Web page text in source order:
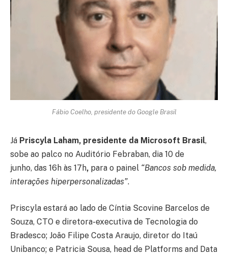
Fábio Coelho, presidente do Google Brasil
Já Priscyla Laham, presidente da Microsoft Brasil,
sobe ao palco no Auditório Febraban, dia 10 de
junho, das 16h às 17h, para o painel “Bancos sob medida,
interações hiperpersonalizadas”.
Priscyla estará ao lado de Cíntia Scovine Barcelos de
Souza, CTO e diretora-executiva de Tecnologia do
Bradesco; João Filipe Costa Araujo, diretor do Itaú
Unibanco; e Patricia Sousa, head de Platforms and Data